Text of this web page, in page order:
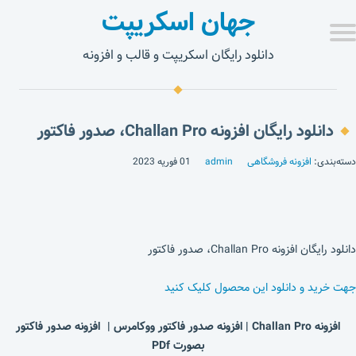
جهان اسکریپت
دانلود رایگان اسکریپت و قالب و افزونه
دانلود رایگان افزونه Challan Pro، صدور فاکتور
دسته‌بندی: افزونه فروشگاهی admin 01 فوریه 2023
دانلود رایگان افزونه Challan Pro، صدور فاکتور
جهت خرید و دانلود این محصول کلیک کنید
افزونه Challan Pro | افزونه صدور فاکتور ووکامرس | افزونه صدور فاکتور
بصورت PDf